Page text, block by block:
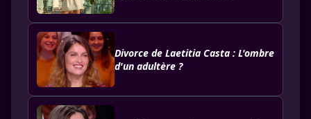
Divorce de Laetitia Casta : L'ombre
d'un adultère ?